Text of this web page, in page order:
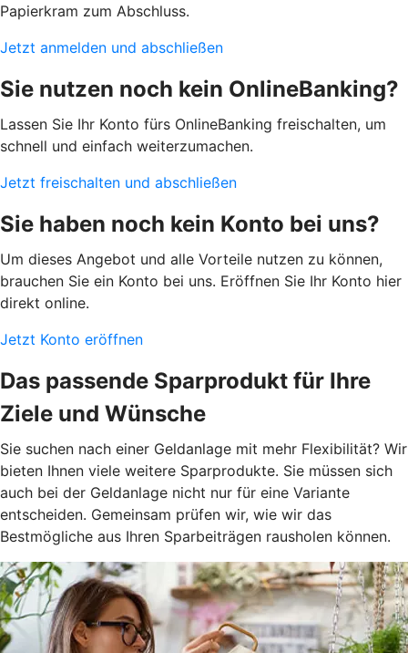
Papierkram zum Abschluss.
Jetzt anmelden und abschließen
Sie nutzen noch kein OnlineBanking?
Lassen Sie Ihr Konto fürs OnlineBanking freischalten, um
schnell und einfach weiterzumachen.
Jetzt freischalten und abschließen
Sie haben noch kein Konto bei uns?
Um dieses Angebot und alle Vorteile nutzen zu können,
brauchen Sie ein Konto bei uns. Eröffnen Sie Ihr Konto hier
direkt online.
Jetzt Konto eröffnen
Das passende Sparprodukt für Ihre
Ziele und Wünsche
Sie suchen nach einer Geldanlage mit mehr Flexibilität? Wir
bieten Ihnen viele weitere Sparprodukte. Sie müssen sich
auch bei der Geldanlage nicht nur für eine Variante
entscheiden. Gemeinsam prüfen wir, wie wir das
Bestmögliche aus Ihren Sparbeiträgen rausholen können.